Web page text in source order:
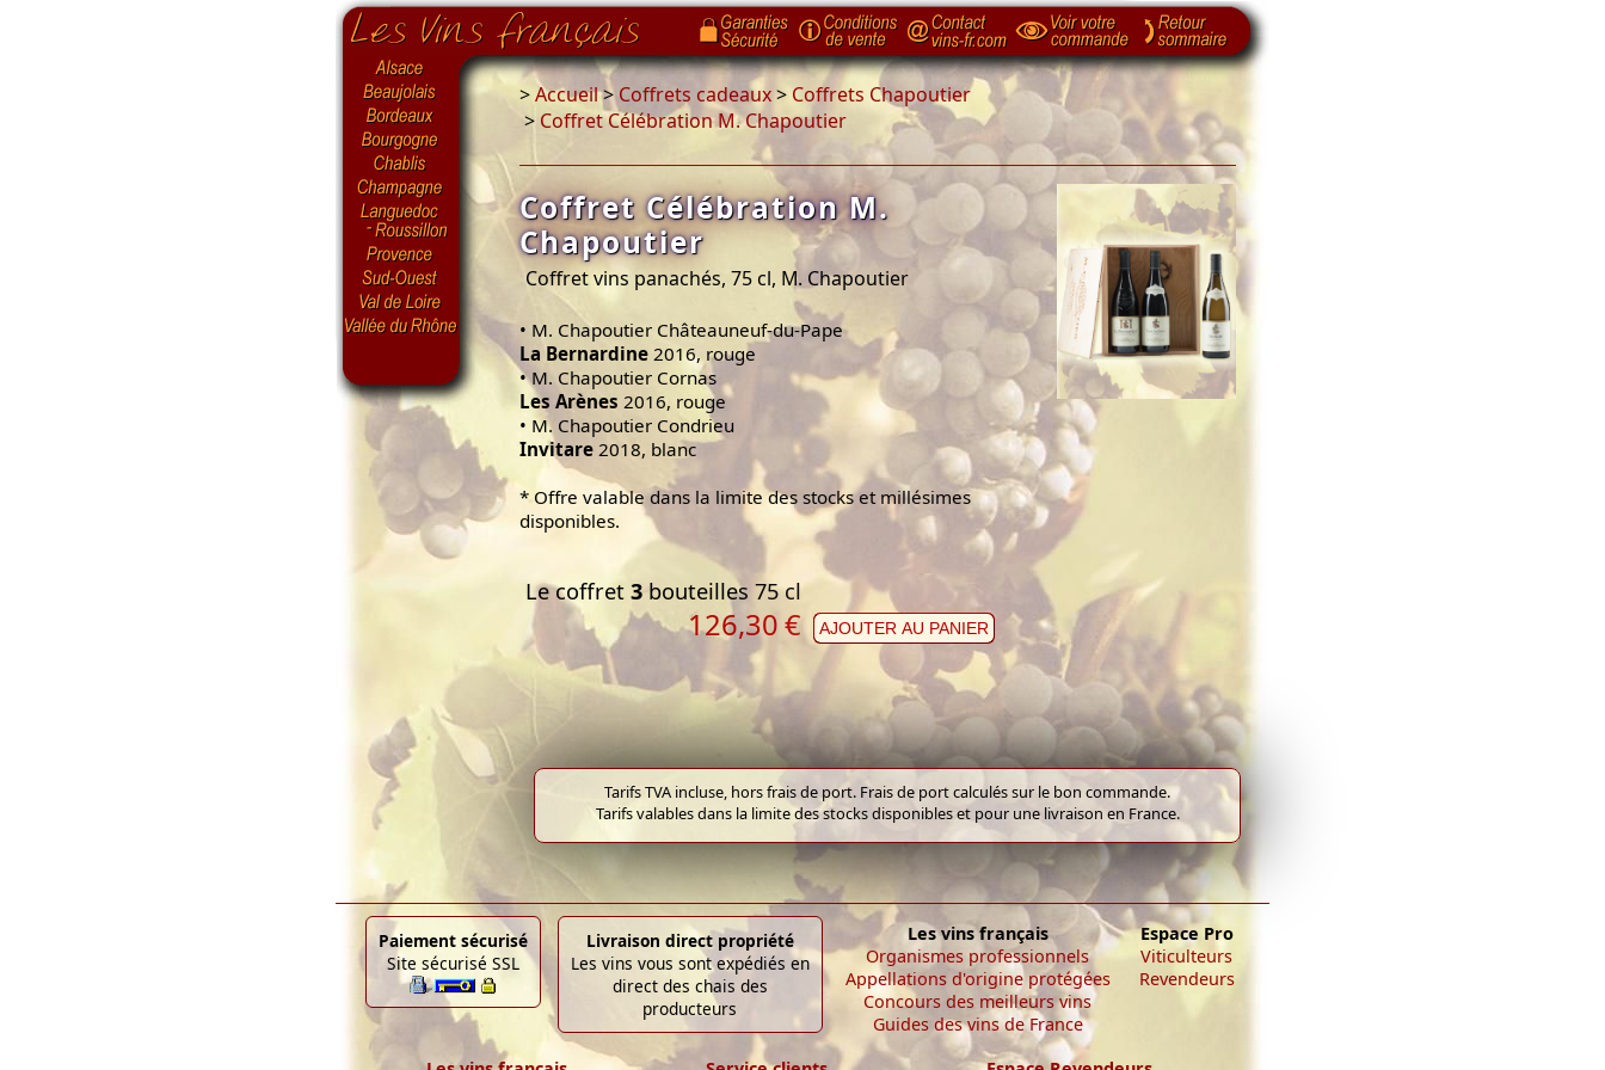
>Accueil>Coffrets cadeaux> Coffrets Chapoutier
> Coffret Célébration M. Chapoutier
Coffret Célébration M.
Chapoutier
Coffret vins panachés, 75 cl, M. Chapoutier
• M. Chapoutier Châteauneuf-du-Pape
La Bernardine 2016, rouge
• M. Chapoutier Cornas
Les Arènes 2016, rouge
• M. Chapoutier Condrieu
Invitare 2018, blanc
* Offre valable dans la limite des stocks et millésimes
disponibles.
Le coffret 3 bouteilles 75 cl
126,30€ AJOUTER AU PANIER
Tarifs TVA incluse, hors frais de port. Frais de port calculés sur le bon commande.
Tarifs valables dans la limite des stocks disponibles et pour une livraison en France.
Paiement sécurisé
Site sécurisé SSL
Livraison direct propriété
Les vins vous sont expédiés en
direct des chais des
producteurs
Les vins français
Organismes professionnels
Appellations d'origine protégées
Concours des meilleurs vins
Guides des vins de France
Espace Pro
Viticulteurs
Revendeurs